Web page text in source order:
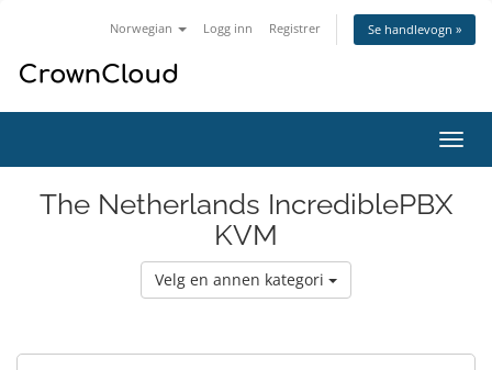
Norwegian Logg inn Registrer Se handlevogn »
Bytt
The Netherlands IncrediblePBX
KVM
Velg en annen kategori